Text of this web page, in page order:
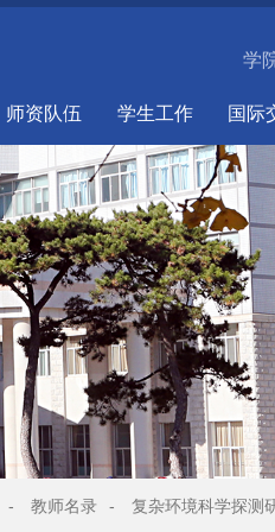
学
师资队伍 学生工作 国际
- 教师名录 - 复杂环境科学探测